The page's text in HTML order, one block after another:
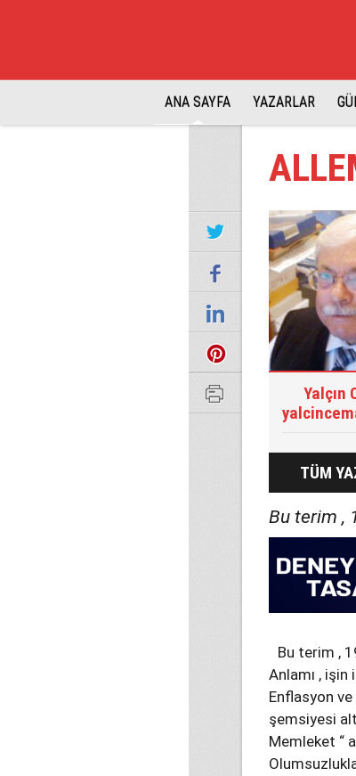
ANA SAYFA YAZARLAR
Yalçın
TÜM
Bu terim ,
Bu terim ,
Anlamı ,
Enflasyon ve
şemsiyesi
Memleket “